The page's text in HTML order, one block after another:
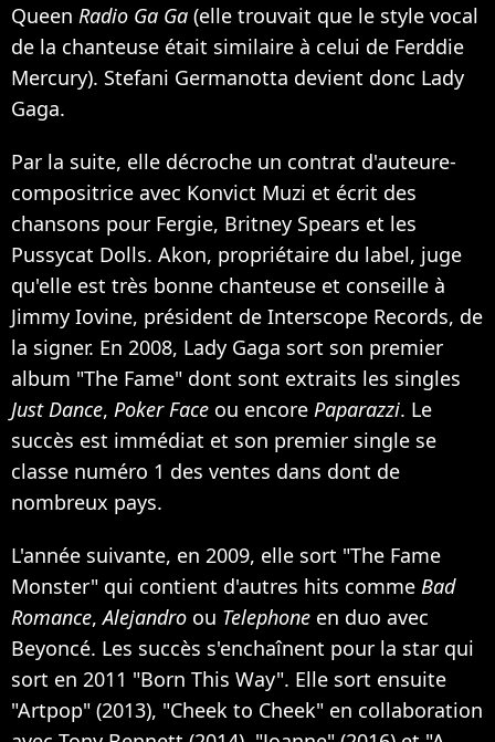
Queen Radio Ga Ga (elle trouvait que le style vocal
de la chanteuse était similaire à celui de Ferddie
Mercury). Stefani Germanotta devient donc Lady
Gaga.
Par la suite, elle décroche un contrat d'auteure-
compositrice avec Konvict Muzi et écrit des
chansons pour Fergie, Britney Spears et les
Pussycat Dolls. Akon, propriétaire du label, juge
qu'elle est très bonne chanteuse et conseille à
Jimmy Iovine, président de Interscope Records, de
la signer. En 2008, Lady Gaga sort son premier
album "The Fame" dont sont extraits les singles
Just Dance, Poker Face ou encore Paparazzi. Le
succès est immédiat et son premier single se
classe numéro 1 des ventes dans dont de
nombreux pays.
L'année suivante, en 2009, elle sort "The Fame
Monster" qui contient d'autres hits comme Bad
Romance,Alejandro ou Telephone en duo avec
Beyoncé. Les succès s'enchaînent pour la star qui
sort en 2011 "Born This Way". Elle sort ensuite
"Artpop" (2013), "Cheek to Cheek" en collaboration